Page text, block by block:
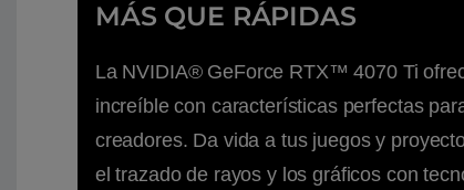
MÁS QUE RÁPIDAS
La NVIDIA® GeForce RTX™ 4070 Ti
increíble con características perfectas
creadores. Da vida a tus juegos y
el trazado de rayos y los gráficos con